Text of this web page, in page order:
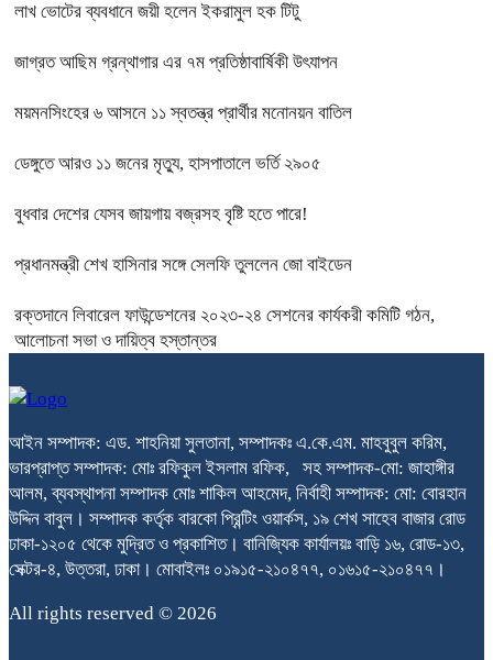
লাখ ভোটের ব্যবধানে জয়ী হলেন ইকরামুল হক টিটু
জাগ্রত আছিম গ্রন্থাগার এর ৭ম প্রতিষ্ঠাবার্ষিকী উৎযাপন
ময়মনসিংহের ৬ আসনে ১১ স্বতন্ত্র প্রার্থীর মনোনয়ন বাতিল
ডেঙ্গুতে আরও ১১ জনের মৃত্যু, হাসপাতালে ভর্তি ২৯০৫
বুধবার দেশের যেসব জায়গায় বজ্রসহ বৃষ্টি হতে পারে!
প্রধানমন্ত্রী শেখ হাসিনার সঙ্গে সেলফি তুললেন জো বাইডেন
রক্তদানে লিবারেল ফাউন্ডেশনের ২০২৩-২৪ সেশনের কার্যকরী কমিটি গঠন,
আলোচনা সভা ও দায়িত্ব হস্তান্তর
আইন সম্পাদক: এড. শাহনিয়া সুলতানা, সম্পাদকঃ এ.কে.এম. মাহবুবুল করিম,
ভারপ্রাপ্ত সম্পাদক: মোঃ রফিকুল ইসলাম রফিক, সহ সম্পাদক-মো: জাহাঙ্গীর
আলম, ব্যবস্থাপনা সম্পাদক মোঃ শাকিল আহমেদ, নির্বাহী সম্পাদক: মো: বোরহান
উদ্দিন বাবুল। সম্পাদক কর্তৃক বারকো প্রিন্টিং ওয়ার্কস, ১৯ শেখ সাহেব বাজার রোড
ঢাকা-১২০৫ থেকে মুদ্রিত ও প্রকাশিত। বানিজ্যিক কার্যালয়ঃ বাড়ি ১৬, রোড-১৩,
সেক্টর-৪, উত্তরা, ঢাকা। মোবাইলঃ ০১৯১৫-২১০৪৭৭, ০১৬১৫-২১০৪৭৭।
All rights reserved © 2026